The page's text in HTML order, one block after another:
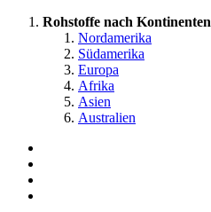
Rohstoffe nach Kontinenten
Nordamerika
Südamerika
Europa
Afrika
Asien
Australien